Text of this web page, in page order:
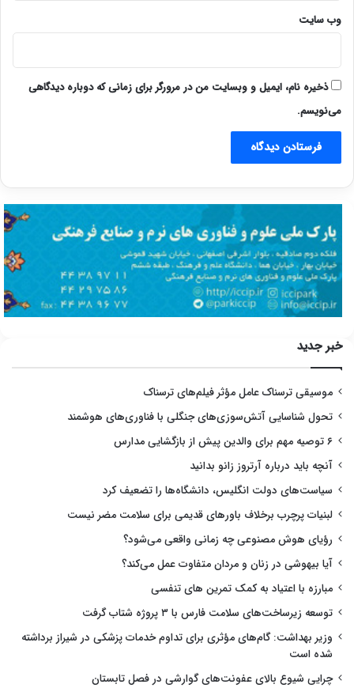
وب‌ سایت
ذخیره نام، ایمیل و وبسایت من در مرورگر برای زمانی که دوباره دیدگاهی
می‌نویسم.
خبر جدید
موسیقی ترسناک عامل مؤثر فیلم‌های ترسناک
تحول شناسایی آتش‌سوزی‌های جنگلی با فناوری‌های هوشمند
۶ توصیه مهم برای والدین پیش از بازگشایی مدارس
آنچه باید درباره آرتروز زانو بدانید
سیاست‌های دولت انگلیس، دانشگاه‌ها را تضعیف کرد
لبنیات پرچرب برخلاف باورهای قدیمی برای سلامت مضر نیست
رؤیای هوش مصنوعی چه زمانی واقعی می‌شود؟
آیا بیهوشی در زنان و مردان متفاوت عمل می‌کند؟
مبارزه با اعتیاد به کمک تمرین های تنفسی
توسعه زیرساخت‌های سلامت فارس با ۳ پروژه شتاب گرفت
وزیر بهداشت: گام‌های مؤثری برای تداوم خدمات پزشکی در شیراز برداشته
شده است
چرایی شیوع بالای عفونت‌های گوارشی در فصل تابستان